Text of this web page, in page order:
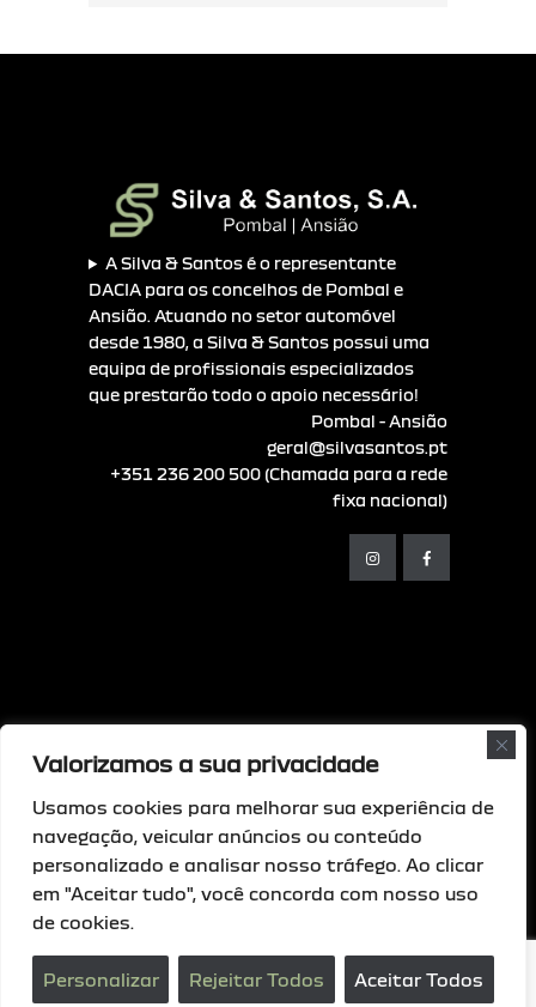
Valorizamos a sua privacidade
Usamos cookies para melhorar sua experiência de
navegação, veicular anúncios ou conteúdo
personalizado e analisar nosso tráfego. Ao clicar
em "Aceitar tudo", você concorda com nosso uso
de cookies.
Personalizar Rejeitar Todos Aceitar Todos
A Silva & Santos é o representante
DACIA para os concelhos de Pombal e
Ansião. Atuando no setor automóvel
desde 1980, a Silva & Santos possui uma
equipa de profissionais especializados
que prestarão todo o apoio necessário!
Pombal - Ansião
geral@silvasantos.pt
+351 236 200 500 (Chamada para a rede
fixa nacional)
© Copyright - 2026 Comsoftweb • Todos os
direitos reservados
Livro de Reclamações Digital | Resolução